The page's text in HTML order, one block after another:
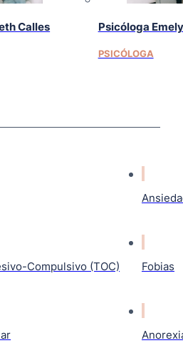
Calles Psicóloga
PSICÓLOGA
Compulsivo (TOC) Fobias